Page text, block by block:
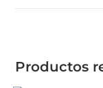
Productos